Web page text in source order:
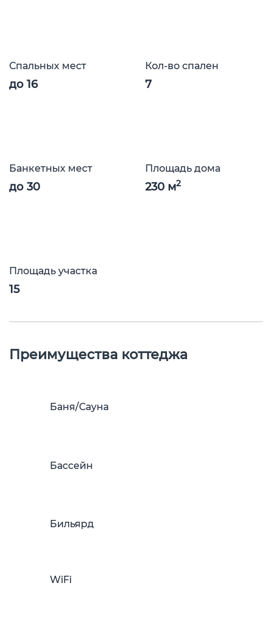
Спальных мест
до 16
Кол-во спален
7
Банкетных мест
до 30
Площадь дома
230 м2
Площадь участка
15
Преимущества коттеджа
Баня/Сауна
Бассейн
Бильярд
WiFi